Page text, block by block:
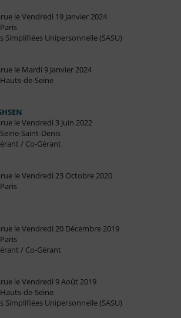
le Vendredi 19 Janvier 2024
Simplifiées Unipersonnelle (SASU)
le Mardi 9 Janvier 2024
de-Seine
le Vendredi 3 Juin 2022
Saint-Denis
/ Co-Gérant
le Vendredi 23 Octobre 2020
le Vendredi 20 Décembre 2019
/ Co-Gérant
le Vendredi 9 Août 2019
de-Seine
Simplifiées Unipersonnelle (SASU)